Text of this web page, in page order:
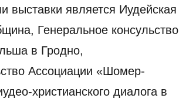
выставки является Иудейская
Генеральное консульство
в Гродно,
Ассоциации «Шомер-
христианского диалога в